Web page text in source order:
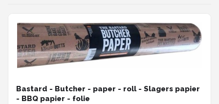
Bastard - Butcher - paper - roll - Slagers papier
- BBQ papier - folie